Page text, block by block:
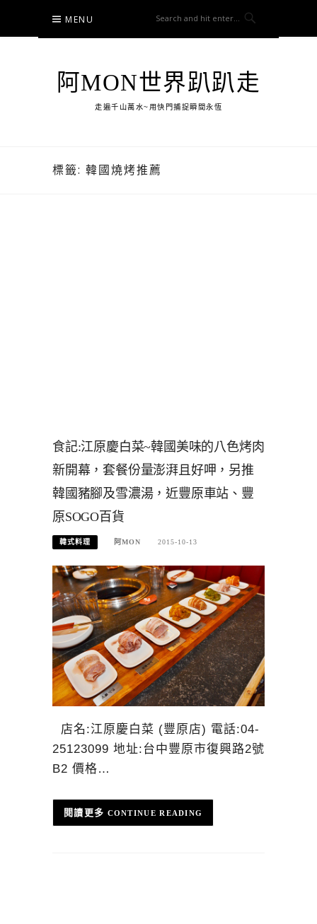
content
MENU
阿MON世界趴趴走
走遍千山萬水~用快門捕捉瞬間永恆
標籤: 韓國燒烤推薦
食記:江原慶白菜~韓國美味的八色烤肉
新開幕，套餐份量澎湃且好呷，另推
韓國豬腳及雪濃湯，近豐原車站、豐
原SOGO百貨
韓式料理 阿MON 2015-10-13
店名:江原慶白菜 (豐原店) 電話:04-
25123099 地址:台中豐原市復興路2號
B2 價格…
CONTINUE READING